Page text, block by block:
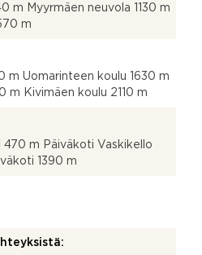
m Myyrmäen neuvola 1130 m
m
m Uomarinteen koulu 1630 m
m Kivimäen koulu 2110 m
470 m Päiväkoti Vaskikello
1390 m